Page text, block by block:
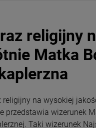
religijny
Matka
religijny na wysokiej
przedstawia wizerunek
Taki wizerunek